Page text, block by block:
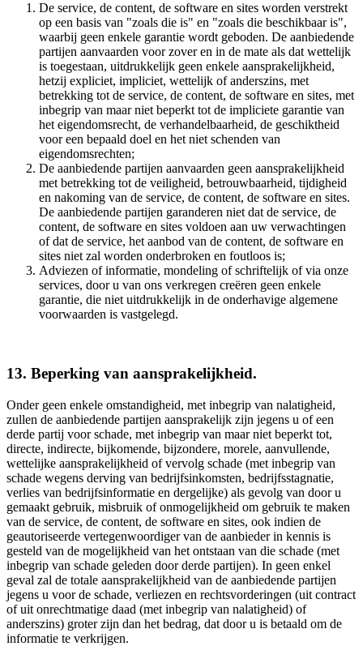
De service, de content, de software en sites worden verstrekt
op een basis van "zoals die is" en "zoals die beschikbaar is",
waarbij geen enkele garantie wordt geboden. De aanbiedende
partijen aanvaarden voor zover en in de mate als dat wettelijk
is toegestaan, uitdrukkelijk geen enkele aansprakelijkheid,
hetzij expliciet, impliciet, wettelijk of anderszins, met
betrekking tot de service, de content, de software en sites, met
inbegrip van maar niet beperkt tot de impliciete garantie van
het eigendomsrecht, de verhandelbaarheid, de geschiktheid
voor een bepaald doel en het niet schenden van
eigendomsrechten;
De aanbiedende partijen aanvaarden geen aansprakelijkheid
met betrekking tot de veiligheid, betrouwbaarheid, tijdigheid
en nakoming van de service, de content, de software en sites.
De aanbiedende partijen garanderen niet dat de service, de
content, de software en sites voldoen aan uw verwachtingen
of dat de service, het aanbod van de content, de software en
sites niet zal worden onderbroken en foutloos is;
Adviezen of informatie, mondeling of schriftelijk of via onze
services, door u van ons verkregen creëren geen enkele
garantie, die niet uitdrukkelijk in de onderhavige algemene
voorwaarden is vastgelegd.
13. Beperking van aansprakelijkheid.
Onder geen enkele omstandigheid, met inbegrip van nalatigheid,
zullen de aanbiedende partijen aansprakelijk zijn jegens u of een
derde partij voor schade, met inbegrip van maar niet beperkt tot,
directe, indirecte, bijkomende, bijzondere, morele, aanvullende,
wettelijke aansprakelijkheid of vervolg schade (met inbegrip van
schade wegens derving van bedrijfsinkomsten, bedrijfsstagnatie,
verlies van bedrijfsinformatie en dergelijke) als gevolg van door u
gemaakt gebruik, misbruik of onmogelijkheid om gebruik te maken
van de service, de content, de software en sites, ook indien de
geautoriseerde vertegenwoordiger van de aanbieder in kennis is
gesteld van de mogelijkheid van het ontstaan van die schade (met
inbegrip van schade geleden door derde partijen). In geen enkel
geval zal de totale aansprakelijkheid van de aanbiedende partijen
jegens u voor de schade, verliezen en rechtsvorderingen (uit contract
of uit onrechtmatige daad (met inbegrip van nalatigheid) of
anderszins) groter zijn dan het bedrag, dat door u is betaald om de
informatie te verkrijgen.